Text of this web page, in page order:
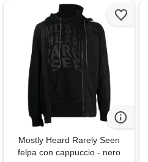
Mostly Heard Rarely Seen
felpa con cappuccio - nero